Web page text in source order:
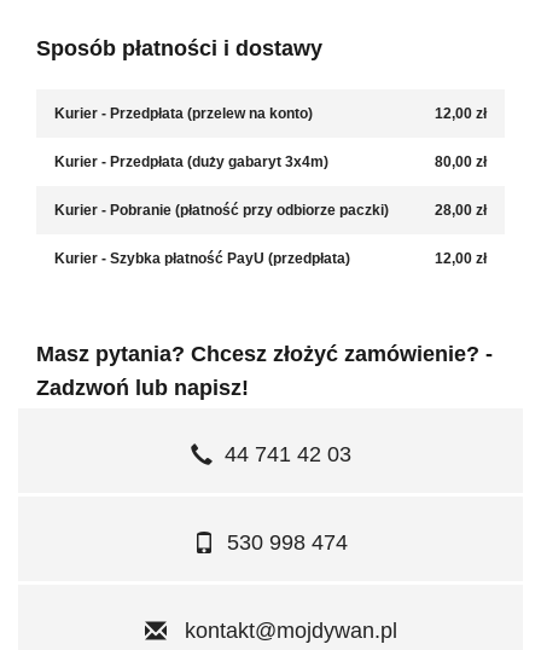
Sposób płatności i dostawy
Kurier - Przedpłata (przelew na konto) 12,00 zł
Kurier - Przedpłata (duży gabaryt 3x4m) 80,00 zł
Kurier - Pobranie (płatność przy odbiorze paczki) 28,00 zł
Kurier - Szybka płatność PayU (przedpłata) 12,00 zł
Masz pytania? Chcesz złożyć zamówienie? -
Zadzwoń lub napisz!
44 741 42 03
530 998 474
kontakt@mojdywan.pl